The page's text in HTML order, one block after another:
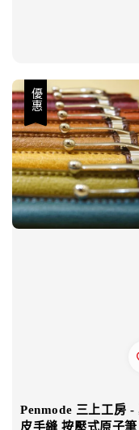
優惠
Penmode 三上工房 -
皮手縫 按壓式原子筆